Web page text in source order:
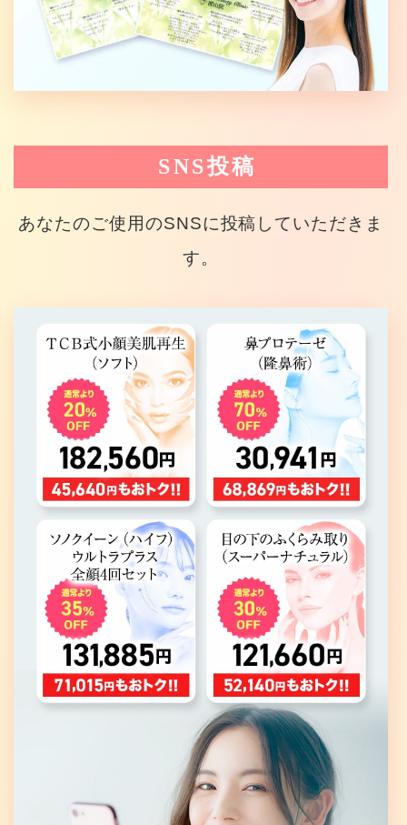
SNS投稿
あなたのご使用のSNSに投稿していただきま
す。